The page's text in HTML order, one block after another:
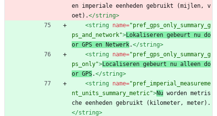
en imperiale eenheden gebruikt (mijlen, v
oet).</string>
<string
name="pref_gps_only_summary_g
ps_and_network">Lokaliseren gebeurt nu do
or GPS en Netwerk.</string>
<string
name="pref_gps_only_summary_g
ps_only">Localiseren gebeurt nu alleen do
or GPS.</string>
<string
name="pref_imperial_measureme
nt_units_summary_metric">Nu worden metris
che eenheden gebruikt (kilometer, meter).
</string>